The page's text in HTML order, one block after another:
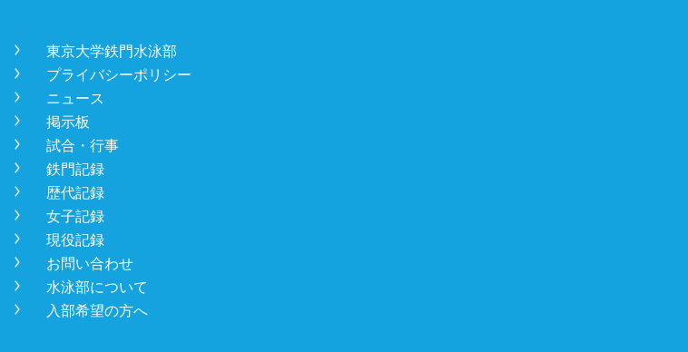
󿾡 東京大学鉄門水泳部
󿾡 プライバシーポリシー
󿾡 ニュース
󿾡 掲示板
󿾡 試合・行事
󿾡 鉄門記録
󿾡 歴代記録
󿾡 女子記録
󿾡 現役記録
󿾡 お問い合わせ
󿾡 水泳部について
󿾡 入部希望の方へ